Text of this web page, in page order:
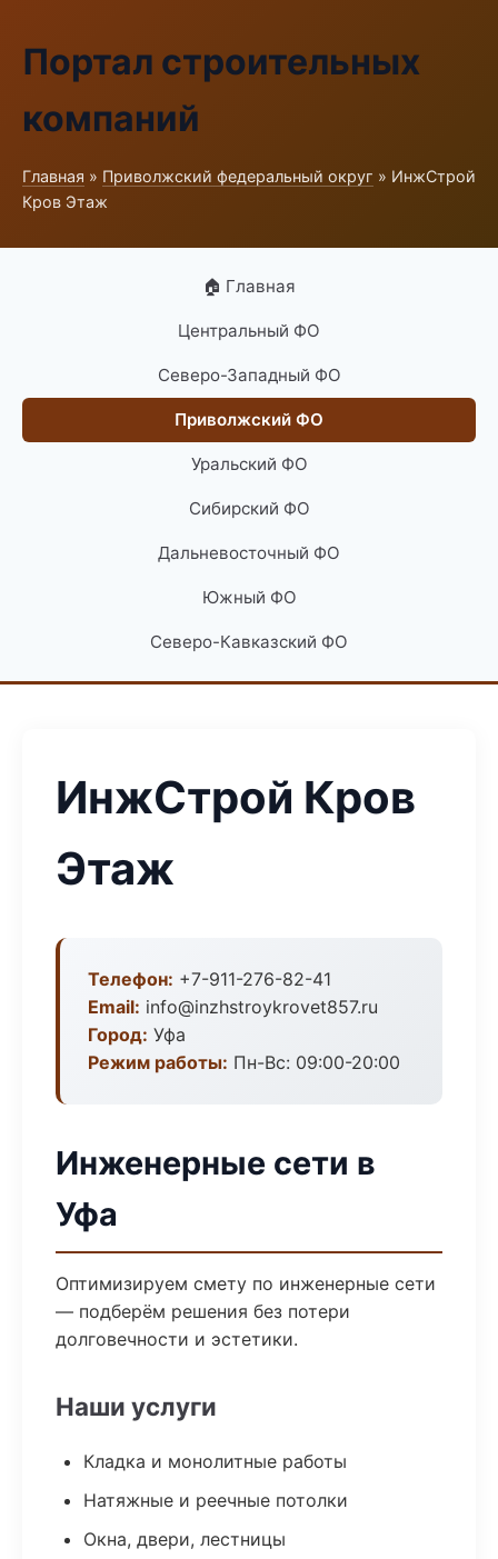
Портал строительных
компаний
Главная » Приволжский федеральный округ » ИнжСтрой
Кров Этаж
🏠 Главная
Центральный ФО
Северо-Западный ФО
Приволжский ФО
Уральский ФО
Сибирский ФО
Дальневосточный ФО
Южный ФО
Северо-Кавказский ФО
ИнжСтрой Кров
Этаж
Телефон: +7-911-276-82-41
Email: info@inzhstroykrovet857.ru
Город: Уфа
Режим работы: Пн-Вс: 09:00-20:00
Инженерные сети в
Уфа
Оптимизируем смету по инженерные сети
— подберём решения без потери
долговечности и эстетики.
Наши услуги
Кладка и монолитные работы
Натяжные и реечные потолки
Окна, двери, лестницы